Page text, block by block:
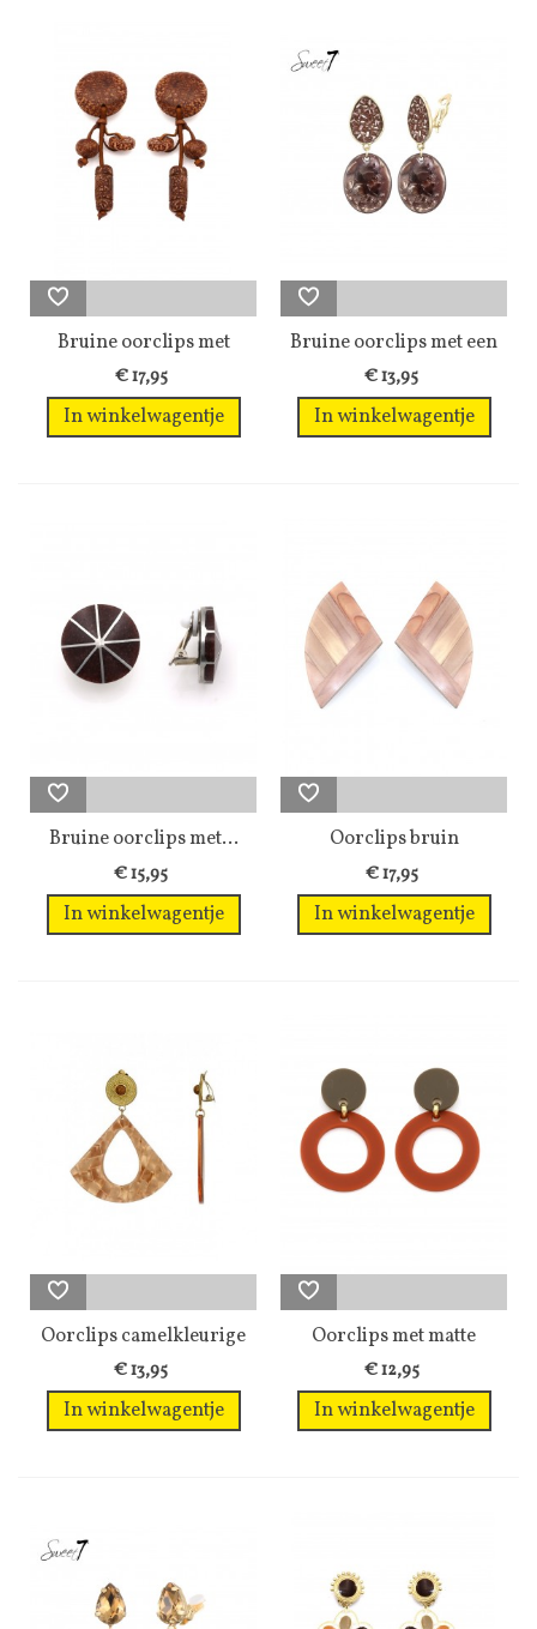
Bruine oorclips met
leer...
€ 17,95
In winkelwagentje
Bruine oorclips met een
ovale...
€ 13,95
In winkelwagentje
Bruine oorclips met...
€ 15,95
In winkelwagentje
Oorclips bruin
gekleurde in...
€ 17,95
In winkelwagentje
Oorclips camelkleurige
met een...
€ 13,95
In winkelwagentje
Oorclips met matte
roestkleur en...
€ 12,95
In winkelwagentje